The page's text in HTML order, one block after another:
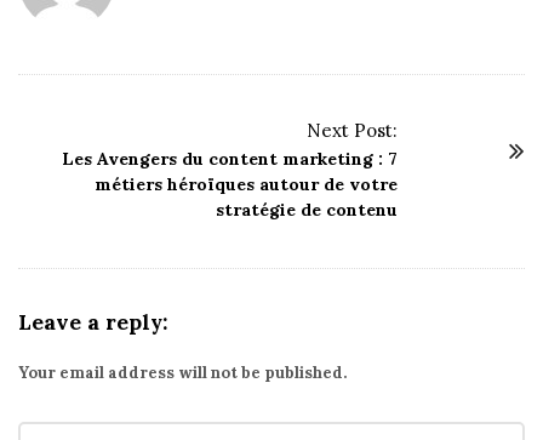
Next Post:
Les Avengers du content marketing : 7
métiers héroïques autour de votre
stratégie de contenu
Leave a reply:
Your email address will not be published.